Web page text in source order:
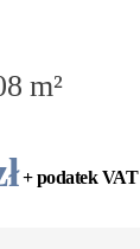
m²
+ podatek VAT